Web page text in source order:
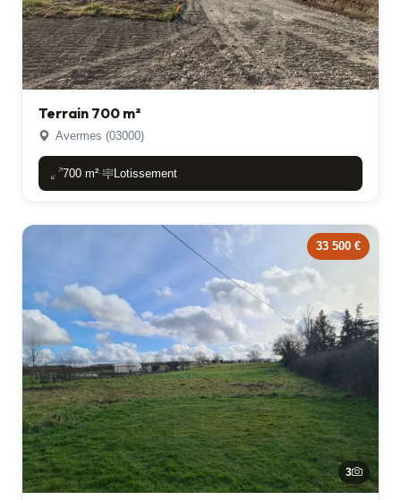
Terrain 700 m²
Avermes (03000)
700 m²- Lotissement
33 500 €
3